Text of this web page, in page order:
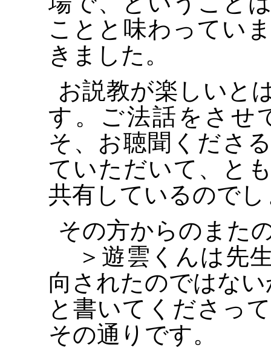
ことと味わってい
きました。
お説教が楽しいと
す。ご法話をさせ
そ、お聴聞くださ
ていただいて、と
共有しているので
その方からのまた
＞遊雲くんは先
向されたのではな
と書いてくださっ
その通りです。